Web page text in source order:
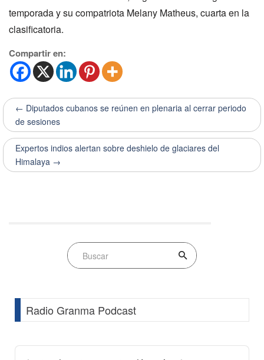
temporada y su compatriota Melany Matheus, cuarta en la
clasificatoria.
Compartir en:
← Diputados cubanos se reúnen en plenaria al cerrar periodo
de sesiones
Expertos indios alertan sobre deshielo de glaciares del
Himalaya →
Radio Granma Podcast
Audio